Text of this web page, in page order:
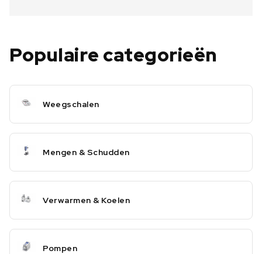
Populaire categorieën
Weegschalen
Mengen & Schudden
Verwarmen & Koelen
Pompen